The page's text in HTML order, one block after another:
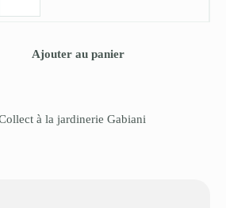
Ajouter au panier
à la jardinerie Gabiani